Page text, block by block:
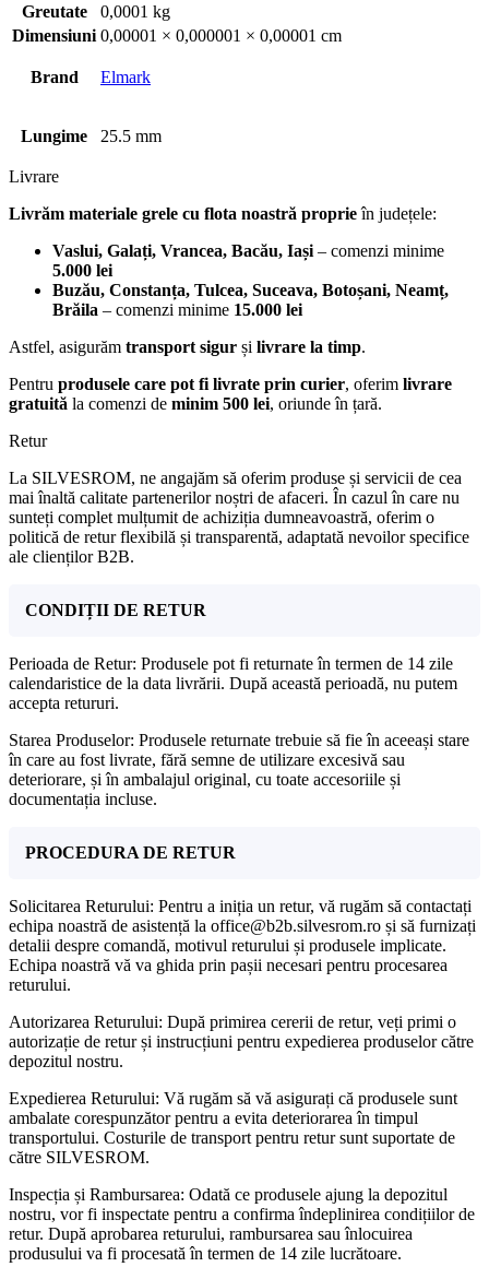
Greutate
0,0001 kg
Dimensiuni 0,00001 × 0,000001 × 0,00001 cm
Brand Elmark
Lungime 25.5 mm
Livrare
Livrăm materiale grele cu flota noastră proprieîn județele:
Vaslui, Galați, Vrancea, Bacău, Iași– comenzi minime
5.000 lei
Buzău, Constanța, Tulcea, Suceava, Botoșani, Neamț,
Brăila – comenzi minime 15.000 lei
Astfel, asigurăm transport sigur și livrare la timp.
Pentru produsele care pot fi livrate prin curier, oferim livrare
gratuită la comenzi de minim 500 lei, oriunde în țară.
Retur
La SILVESROM, ne angajăm să oferim produse și servicii de cea
mai înaltă calitate partenerilor noștri de afaceri. În cazul în care nu
sunteți complet mulțumit de achiziția dumneavoastră, oferim o
politică de retur flexibilă și transparentă, adaptată nevoilor specifice
ale clienților B2B.
CONDIȚII DE RETUR
Perioada de Retur: Produsele pot fi returnate în termen de 14 zile
calendaristice de la data livrării. După această perioadă, nu putem
accepta retururi.
Starea Produselor: Produsele returnate trebuie să fie în aceeași stare
în care au fost livrate, fără semne de utilizare excesivă sau
deteriorare, și în ambalajul original, cu toate accesoriile și
documentația incluse.
PROCEDURA DE RETUR
Solicitarea Returului: Pentru a iniția un retur, vă rugăm să contactați
echipa noastră de asistență la office@b2b.silvesrom.ro și să furnizați
detalii despre comandă, motivul returului și produsele implicate.
Echipa noastră vă va ghida prin pașii necesari pentru procesarea
returului.
Autorizarea Returului: După primirea cererii de retur, veți primi o
autorizație de retur și instrucțiuni pentru expedierea produselor către
depozitul nostru.
Expedierea Returului: Vă rugăm să vă asigurați că produsele sunt
ambalate corespunzător pentru a evita deteriorarea în timpul
transportului. Costurile de transport pentru retur sunt suportate de
către SILVESROM.
Inspecția și Rambursarea: Odată ce produsele ajung la depozitul
nostru, vor fi inspectate pentru a confirma îndeplinirea condițiilor de
retur. După aprobarea returului, rambursarea sau înlocuirea
produsului va fi procesată în termen de 14 zile lucrătoare.